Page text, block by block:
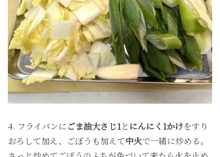
4. フライパンにごま油大さじ1と にんにく1かけをすり
おろして加え、ごぼうも加えて中火で一緒に炒める。